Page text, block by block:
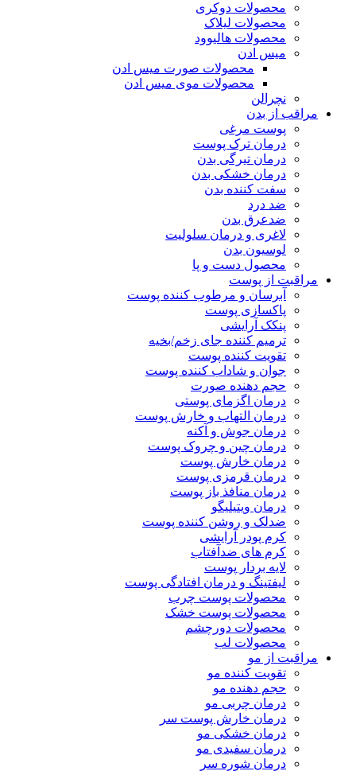
محصولات دوکری
محصولات لیلاک
محصولات هالیوود
میس ادن
محصولات صورت میس ادن
محصولات موی میس ادن
نچرالن
مراقب از بدن
پوست مرغی
درمان ترک پوست
درمان تیرگی بدن
درمان خشکی بدن
سفت کننده بدن
ضد درد
ضدعرق بدن
لاغری و درمان سلولیت
لوسیون بدن
محصول دست و پا
مراقبت از پوست
آبرسان و مرطوب کننده پوست
پاکسازی پوست
پنکک آرایشی
ترمیم کننده جای زخم/بخیه
تقویت کننده پوست
جوان و شاداب کننده پوست
حجم دهنده صورت
درمان اگزمای پوستی
درمان التهاب و خارش پوست
درمان جوش و آکنه
درمان چین و چروک پوست
درمان خارش پوست
درمان قرمزی پوست
درمان منافذ باز پوست
درمان ویتیلیگو
ضدلک و روشن کننده پوست
کرم پودر آرایشی
کرم های ضدآفتاب
لایه بردار پوست
لیفتینگ و درمان افتادگی پوست
محصولات پوست چرب
محصولات پوست خشک
محصولات دورچشم
محصولات لب
مراقبت از مو
تقویت کننده مو
حجم دهنده مو
درمان چربی مو
درمان خارش پوست سر
درمان خشکی مو
درمان سفیدی مو
درمان شوره سر